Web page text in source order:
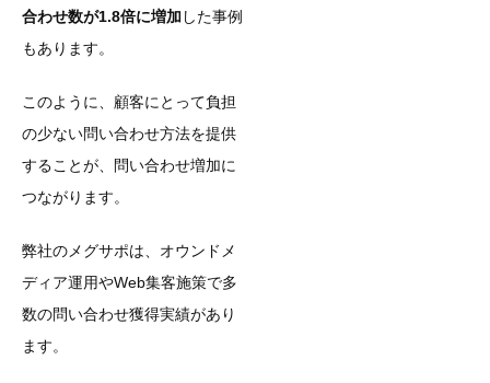
合わせ数が1.8倍に増加 した事例
もあります。
このように、顧客にとって負担
の少ない問い合わせ方法を提供
することが、問い合わせ増加に
つながります。
弊社のメグサポは、オウンドメ
ディア運用やWeb集客施策で多
数の問い合わせ獲得実績があり
ます。